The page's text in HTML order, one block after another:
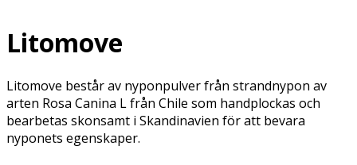
Litomove
Litomove består av nyponpulver från strandnypon av
arten Rosa Canina L från Chile som handplockas och
bearbetas skonsamt i Skandinavien för att bevara
nyponets egenskaper.